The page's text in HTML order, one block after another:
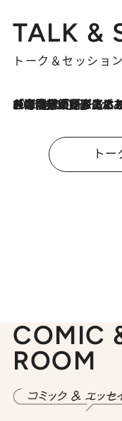
TALK &
トーク＆セッション
2026.8.3
「今後値上げがあるとすれば…」「リスクがあるのは今年の冬」エネルギー専門家が語る、ホルムズ海峡封鎖が家庭にもたらす“ある心配”
ト
COMIC
ROOM